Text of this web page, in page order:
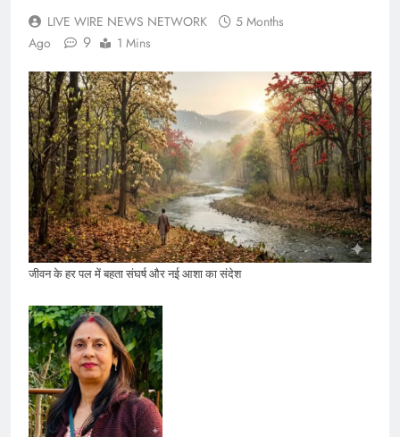
LIVE WIRE NEWS NETWORK
5 Months
Ago
9 1 Mins
जीवन के हर पल में बहता संघर्ष और नई आशा का संदेश